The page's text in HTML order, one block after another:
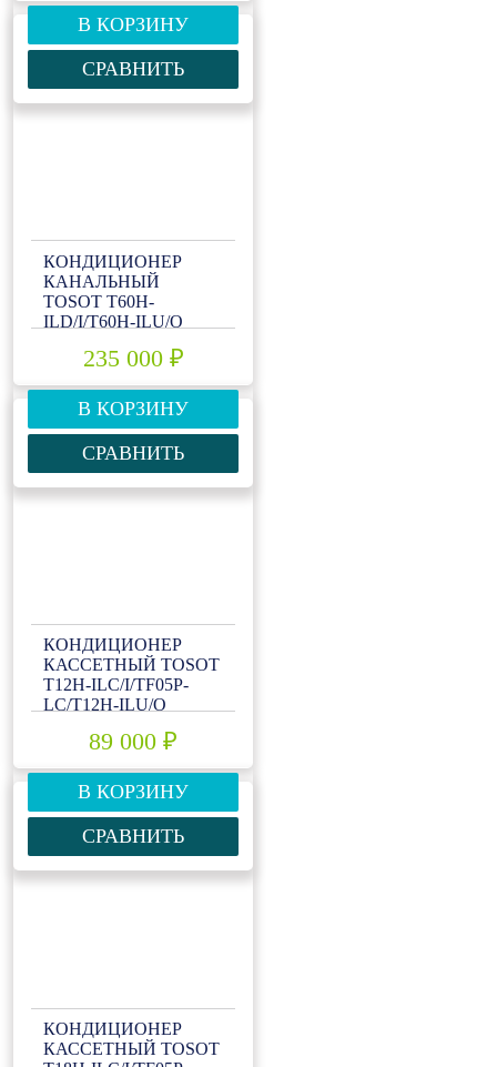
В КОРЗИНУ
СРАВНИТЬ
КОНДИЦИОНЕР
КАНАЛЬНЫЙ
TOSOT T60H-
ILD/I/T60H-ILU/O
235 000 ₽
В КОРЗИНУ
СРАВНИТЬ
КОНДИЦИОНЕР
КАССЕТНЫЙ TOSOT
T12H-ILC/I/TF05P-
LC/T12H-ILU/O
89 000 ₽
В КОРЗИНУ
СРАВНИТЬ
КОНДИЦИОНЕР
КАССЕТНЫЙ TOSOT